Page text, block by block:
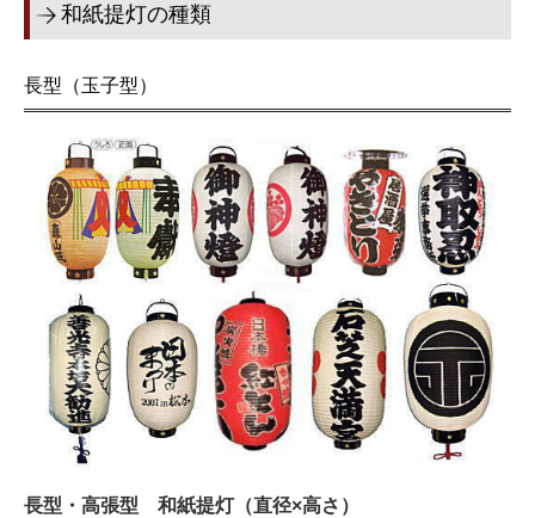
和紙提灯の種類
長型（玉子型）
長型・高張型 和紙提灯（直径×高さ）